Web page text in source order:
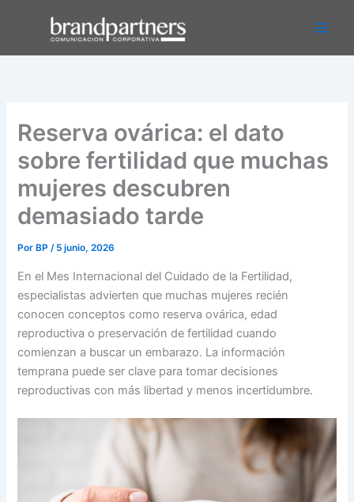
contenido
Reserva ovárica: el dato
sobre fertilidad que muchas
mujeres descubren
demasiado tarde
Por BP/ 5 junio, 2026
En el Mes Internacional del Cuidado de la Fertilidad,
especialistas advierten que muchas mujeres recién
conocen conceptos como reserva ovárica, edad
reproductiva o preservación de fertilidad cuando
comienzan a buscar un embarazo. La información
temprana puede ser clave para tomar decisiones
reproductivas con más libertad y menos incertidumbre.